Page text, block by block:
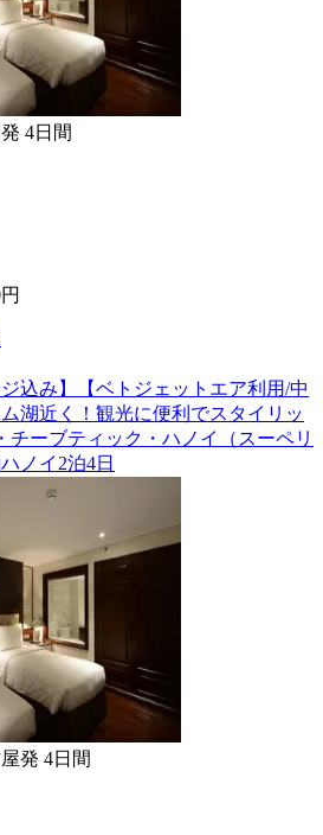
発 4日間
円
ジ込み】【ベトジェットエア利用/中
湖近く！観光に便利でスタイリッ
チーブティック・ハノイ（スーペリ
ノイ2泊4日
発 4日間